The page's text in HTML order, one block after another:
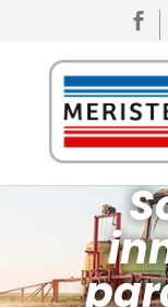
